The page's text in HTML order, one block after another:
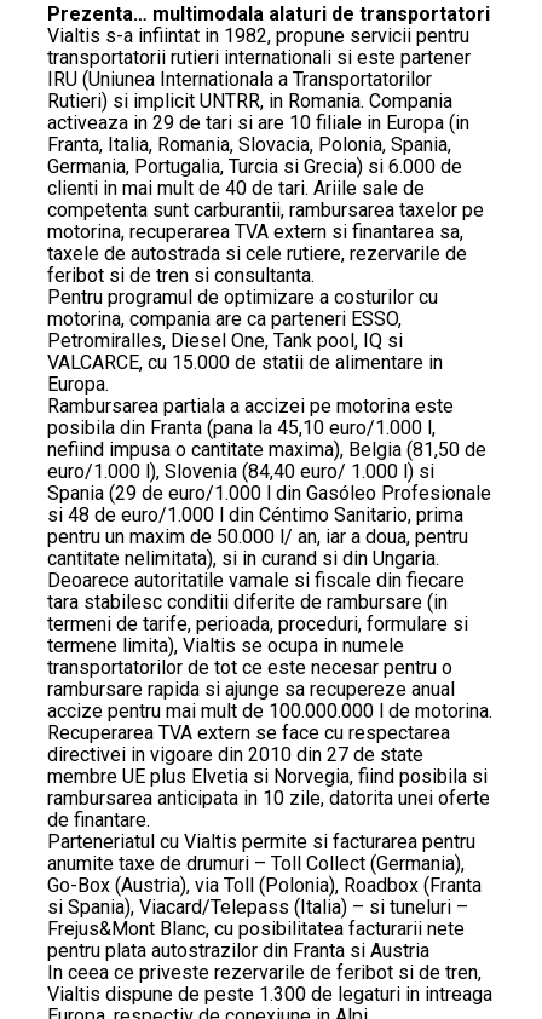
Prezenta… multimodala alaturi de transportatori
Vialtis s-a infiintat in 1982, propune servicii pentru
transportatorii rutieri internationali si este partener
IRU (Uniunea Internationala a Transportatorilor
Rutieri) si implicit UNTRR, in Romania. Compania
activeaza in 29 de tari si are 10 filiale in Europa (in
Franta, Italia, Romania, Slovacia, Polonia, Spania,
Germania, Portugalia, Turcia si Grecia) si 6.000 de
clienti in mai mult de 40 de tari. Ariile sale de
competenta sunt carburantii, rambursarea taxelor pe
motorina, recuperarea TVA extern si finantarea sa,
taxele de autostrada si cele rutiere, rezervarile de
feribot si de tren si consultanta.
Pentru programul de optimizare a costurilor cu
motorina, compania are ca parteneri ESSO,
Petromiralles, Diesel One, Tank pool, IQ si
VALCARCE, cu 15.000 de statii de alimentare in
Europa.
Rambursarea partiala a accizei pe motorina este
posibila din Franta (pana la 45,10 euro/1.000 l,
nefiind impusa o cantitate maxima), Belgia (81,50 de
euro/1.000 l), Slovenia (84,40 euro/ 1.000 l) si
Spania (29 de euro/1.000 l din Gasóleo Profesionale
si 48 de euro/1.000 l din Céntimo Sanitario, prima
pentru un maxim de 50.000 l/ an, iar a doua, pentru
cantitate nelimitata), si in curand si din Ungaria.
Deoarece autoritatile vamale si fiscale din fiecare
tara stabilesc conditii diferite de rambursare (in
termeni de tarife, perioada, proceduri, formulare si
termene limita), Vialtis se ocupa in numele
transportatorilor de tot ce este necesar pentru o
rambursare rapida si ajunge sa recupereze anual
accize pentru mai mult de 100.000.000 l de motorina.
Recuperarea TVA extern se face cu respectarea
directivei in vigoare din 2010 din 27 de state
membre UE plus Elvetia si Norvegia, fiind posibila si
rambursarea anticipata in 10 zile, datorita unei oferte
de finantare.
Parteneriatul cu Vialtis permite si facturarea pentru
anumite taxe de drumuri – Toll Collect (Germania),
Go-Box (Austria), via Toll (Polonia), Roadbox (Franta
si Spania), Viacard/Telepass (Italia) – si tuneluri –
Frejus&Mont Blanc, cu posibilitatea facturarii nete
pentru plata autostrazilor din Franta si Austria
In ceea ce priveste rezervarile de feribot si de tren,
Vialtis dispune de peste 1.300 de legaturi in intreaga